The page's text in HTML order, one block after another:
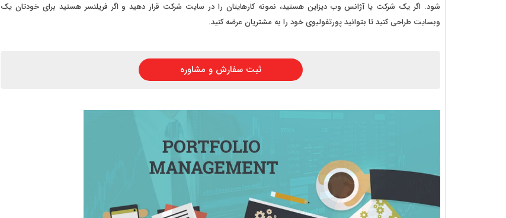
خرید سایت همایش
شود. اگر یک شرکت یا آژانس وب دیزاین هستید، نمونه کارهایتان را در سایت شرکت قرار دهید و اگر فریلنسر هستید برای خودتان یک
وبسایت طراحی کنید تا بتوانید پورتفولیوی خود را به مشتریان عرضه کنید.
ثبت سفارش و مشاوره